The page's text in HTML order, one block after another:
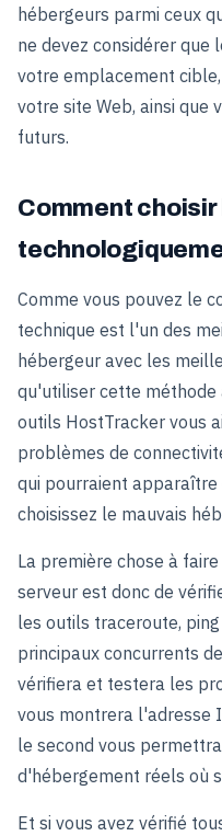
hébergeurs parmi ceux
ne devez considérer
votre emplacement
votre site Web, ainsi que
futurs.
Comment
Comme vous pouvez le
technique est l'un des
hébergeur avec les
qu'utiliser cette méthode
outils HostTracker vous
problèmes de
qui pourraient
choisissez le mauvais
La première chose à
serveur est donc de
les outils traceroute,
principaux concurrents
vérifiera et testera les
vous montrera l'adresse
le second vous
d'hébergement réels où
Et si vous avez vérifié